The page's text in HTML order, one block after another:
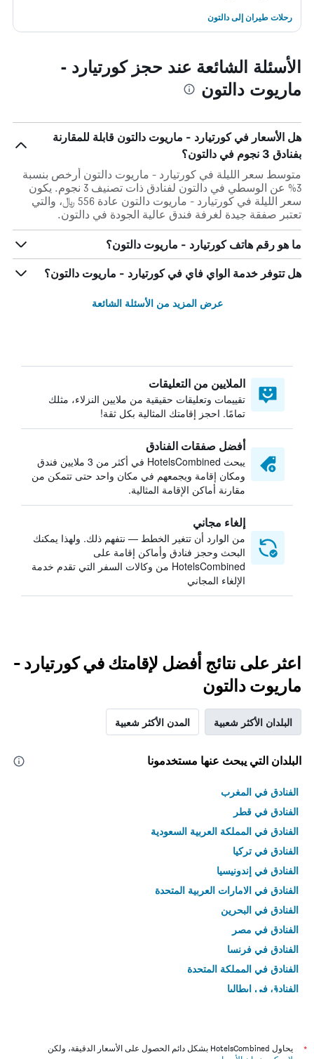
رحلات طيران إلى دالتون
الأسئلة الشائعة عند حجز كورتيارد -
ماريوت دالتون
هل الأسعار في كورتيارد - ماريوت دالتون قابلة للمقارنة
بفنادق 3 نجوم في دالتون؟
متوسط سعر الليلة في كورتيارد - ماريوت دالتون أرخص بنسبة
3% عن الوسطي في دالتون لفنادق ذات تصنيف 3 نجوم. يكون
سعر الليلة في كورتيارد - ماريوت دالتون عادة 556 ﷼، والتي
تعتبر صفقة جيدة لغرفة فندق عالية الجودة في دالتون.
ما هو رقم هاتف كورتيارد - ماريوت دالتون؟
هل تتوفر خدمة الواي فاي في كورتيارد - ماريوت دالتون؟
عرض المزيد من الأسئلة الشائعة
الملايين من التعليقات
تقييمات وتعليقات حقيقية من ملايين النزلاء، مثلك
تمامًا. احجز إقامتك المثالية بكل ثقة!
أفضل صفقات الفنادق
يبحث HotelsCombined في أكثر من 3 ملايين فندق
ومكان إقامة ويجمعهم في مكان واحد حتى تتمكن من
مقارنة أماكن الإقامة المثالية.
إلغاء مجاني
من الوارد أن تتغير الخطط — نتفهم ذلك. ولهذا يمكنك
البحث وحجز فنادق وأماكن إقامة على
HotelsCombined من وكالات السفر التي تقدم خدمة
الإلغاء المجاني
اعثر على نتائج أفضل لإقامتك في كورتيارد -
ماريوت دالتون
البلدان الأكثر شعبية المدن الأكثر شعبية
البلدان التي يبحث عنها مستخدمونا
الفنادق في المغرب
الفنادق في قطر
الفنادق في المملكة العربية السعودية
الفنادق في تركيا
الفنادق في إندونيسيا
الفنادق في الامارات العربية المتحدة
الفنادق في البحرين
الفنادق في مصر
الفنادق في فرنسا
الفنادق في المملكة المتحدة
الفنادق في إيطاليا
*
يحاول HotelsCombined بشكل دائم الحصول على الأسعار الدقيقة، ولكن